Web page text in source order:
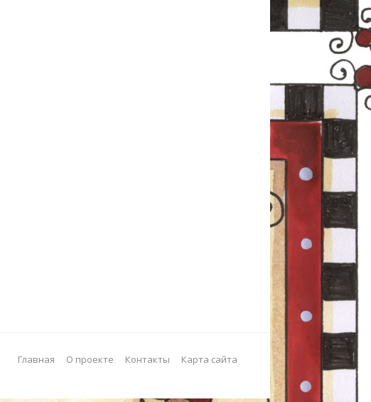
Главная О проекте Контакты Карта сайта